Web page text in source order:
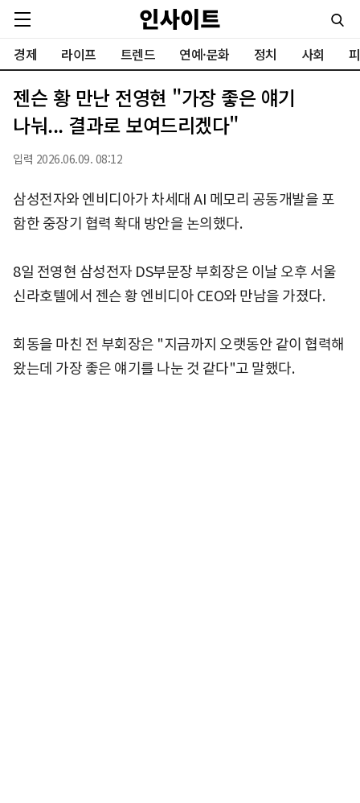
경제 라이프 트렌드 연예·문화 정치 사회
젠슨 황 만난 전영현 "가장 좋은 얘기
나눠... 결과로 보여드리겠다"
입력 2026.06.09. 08:12
삼성전자와 엔비디아가 차세대 AI 메모리 공동개발을 포
함한 중장기 협력 확대 방안을 논의했다.
8일 전영현 삼성전자 DS부문장 부회장은 이날 오후 서울
신라호텔에서 젠슨 황 엔비디아 CEO와 만남을 가졌다.
회동을 마친 전 부회장은 "지금까지 오랫동안 같이 협력해
왔는데 가장 좋은 얘기를 나눈 것 같다"고 말했다.